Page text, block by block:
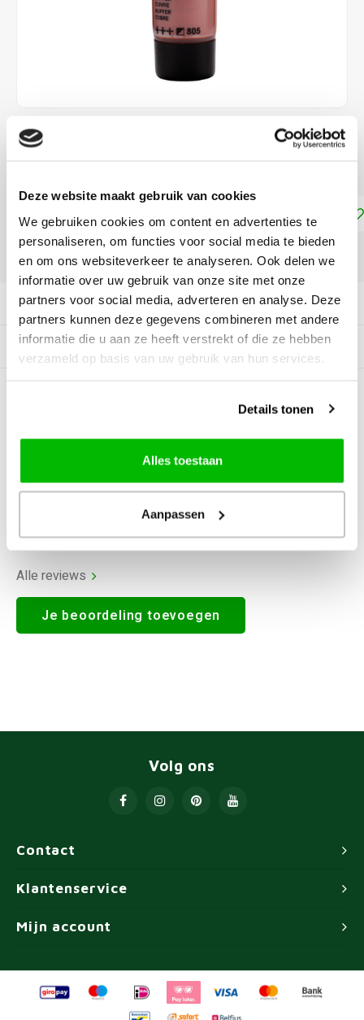
Deze website maakt gebruik van cookies
We gebruiken cookies om content en advertenties te
personaliseren, om functies voor social media te bieden
en om ons websiteverkeer te analyseren. Ook delen we
informatie over uw gebruik van onze site met onze
partners voor social media, adverteren en analyse. Deze
partners kunnen deze gegevens combineren met andere
informatie die u aan ze heeft verstrekt of die ze hebben
verzameld op basis van uw gebruik van hun services.
Details tonen
Alles toestaan
Aanpassen
€2,25
Toevoegen aan winkelwagen
DELEN:
Productomschrijving
Gerelateerde producten
0Reviews
Alle reviews
Je beoordeling toevoegen
Contact
Volg ons
Klantenservice
Mijn account